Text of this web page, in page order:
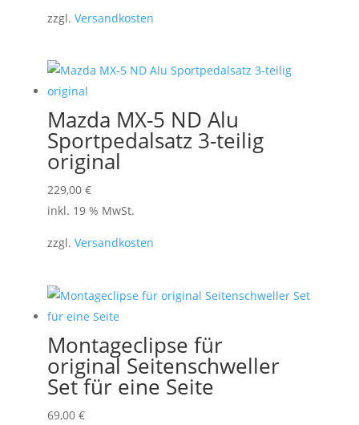
zzgl. Versandkosten
Mazda MX-5 ND Alu
Sportpedalsatz 3-teilig
original
229,00 €
inkl. 19 % MwSt.
zzgl. Versandkosten
Montageclipse für
original Seitenschweller
Set für eine Seite
69,00 €